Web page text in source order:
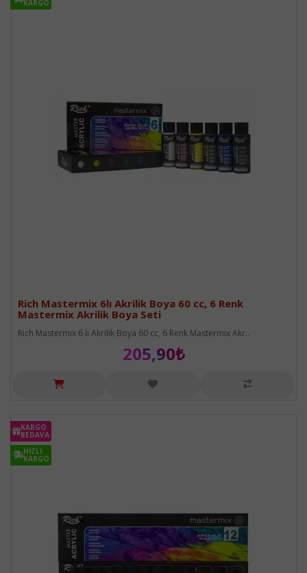
KARGO
KARGO
Rich Mastermix 6lı Akrilik Boya 60 cc, 6 Renk
Mastermix Akrilik Boya Seti
Rich Mastermix 6 lı Akrilik Boya 60 cc, 6 Renk Mastermix Akr..
205,90₺
KARGO
BEDAVA
HIZLI
KARGO
KARGO
BEDAVA
HIZLI
KARGO